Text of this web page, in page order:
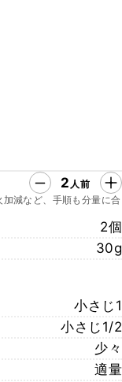
2 人前
減など、手順も分量に合
2個
30g
小さじ1
小さじ1/2
少々
適量